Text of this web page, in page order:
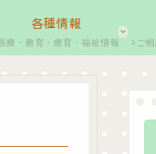
各種情報
療・教育・療育・福祉情報
ご